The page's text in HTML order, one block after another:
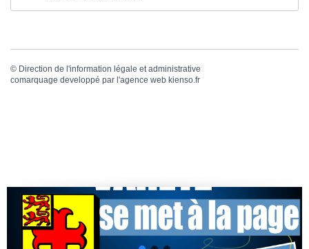
© Direction de l'information légale et administrative
comarquage developpé par l'agence web kienso.fr